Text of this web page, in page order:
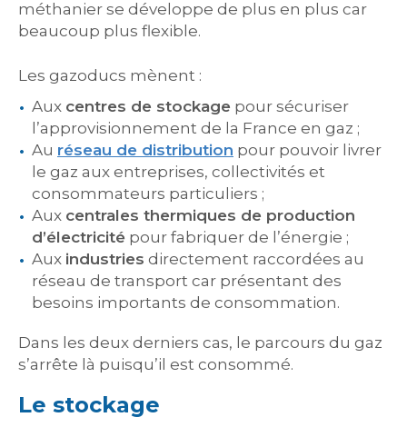
méthanier se développe de plus en plus car
beaucoup plus flexible.
Les gazoducs mènent :
Aux centres de stockage pour sécuriser
l’approvisionnement de la France en gaz ;
Au réseau de distribution pour pouvoir livrer
le gaz aux entreprises, collectivités et
consommateurs particuliers ;
Aux centrales thermiques de production
d’électricité pour fabriquer de l’énergie ;
Aux industries directement raccordées au
réseau de transport car présentant des
besoins importants de consommation.
Dans les deux derniers cas, le parcours du gaz
s’arrête là puisqu’il est consommé.
Le stockage